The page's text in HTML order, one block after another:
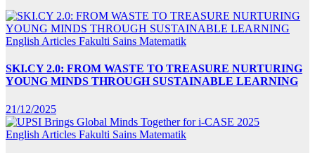
English Articles Fakulti Sains Matematik
SKI.CY 2.0: FROM WASTE TO TREASURE NURTURING
YOUNG MINDS THROUGH SUSTAINABLE LEARNING
21/12/2025
English Articles Fakulti Sains Matematik